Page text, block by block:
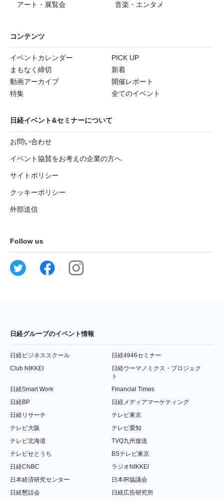
アート・展覧会
音楽・エンタメ
コンテンツ
イベントカレンダー
PICK UP
まもなく締切
新着
動画アーカイブ
開催レポート
特集
全てのイベント
日経イベント&セミナーについて
お問い合わせ
イベント協賛をお考えの企業の方へ
サイトポリシー
クッキーポリシー
外部送信
Follow us
日経グループのイベント情報
日経ビジネススクール
日経4946セミナー
Club NIKKEI
日経ウーマノミクス・プロジェク
ト
日経Smart Work
Financial Times
日経BP
日経メディアマーケティング
日経リサーチ
テレビ東京
テレビ大阪
テレビ愛知
テレビ北海道
TVQ九州放送
テレビせとうち
BSテレビ東京
日経CNBC
ラジオNIKKEI
日本経済研究センター
日本IR協議会
日経懇話会
日経広告研究所